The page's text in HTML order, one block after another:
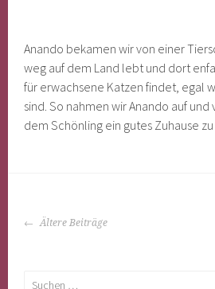
Anando bekamen wir von einer
weg auf dem Land lebt und dort
für erwachsene Katzen findet, egal
sind. So nahmen wir Anando auf
dem Schönling ein gutes Zuhause
BEITRAGS-
Ältere Beiträge
Suchen